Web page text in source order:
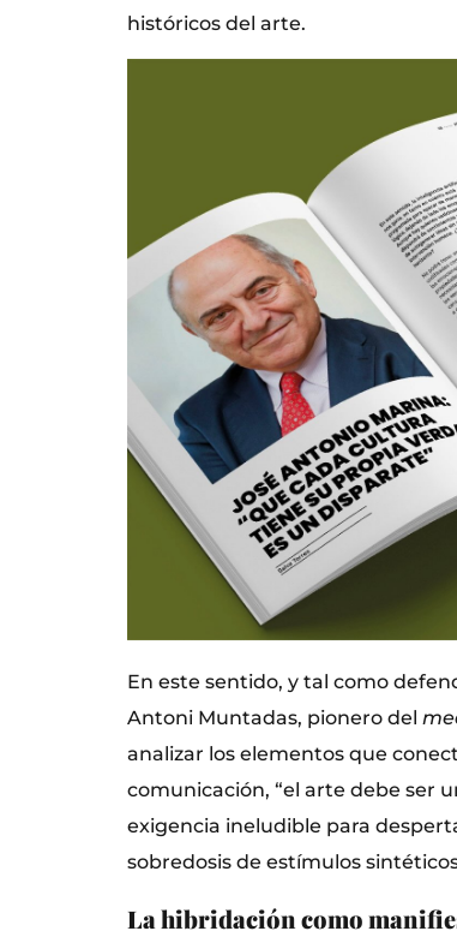
históricos del arte.
En este sentido, y tal como
Antoni Muntadas, pionero del
analizar los elementos que
comunicación, “el arte debe ser
exigencia ineludible para
sobredosis de estímulos
La hibridación como